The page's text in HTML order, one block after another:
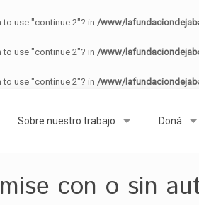
use "continue 2"? in /www/
use "continue 2"? in /www/
use "continue 2"? in /www/
Sobre nuestro trabajo Doná
con o sin